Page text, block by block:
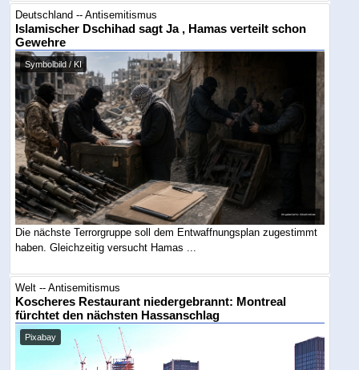
Deutschland -- Antisemitismus
Islamischer Dschihad sagt Ja , Hamas verteilt schon
Gewehre
Symbolbild / KI
Die nächste Terrorgruppe soll dem Entwaffnungsplan zugestimmt
haben. Gleichzeitig versucht Hamas ...
Welt -- Antisemitismus
Koscheres Restaurant niedergebrannt: Montreal
fürchtet den nächsten Hassanschlag
Pixabay